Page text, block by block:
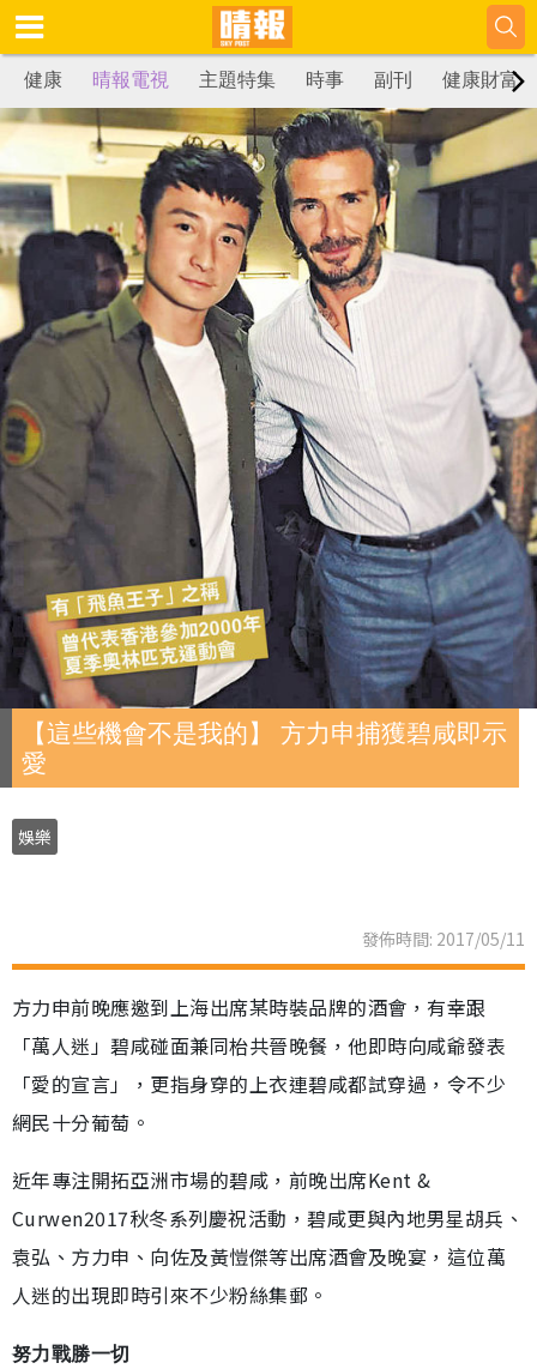
健康 晴報電視 主題特集 時事 副刊 健康財富
【這些機會不是我的】 方力申捕獲碧咸即示
愛
娛樂
發佈時間: 2017/05/11
方力申前晚應邀到上海出席某時裝品牌的酒會，有幸跟
「萬人迷」碧咸碰面兼同枱共晉晚餐，他即時向咸爺發表
「愛的宣言」，更指身穿的上衣連碧咸都試穿過，令不少
網民十分葡萄。
近年專注開拓亞洲市場的碧咸，前晚出席Kent &
Curwen2017秋冬系列慶祝活動，碧咸更與內地男星胡兵、
袁弘、方力申、向佐及黃愷傑等出席酒會及晚宴，這位萬
人迷的出現即時引來不少粉絲集郵。
努力戰勝一切